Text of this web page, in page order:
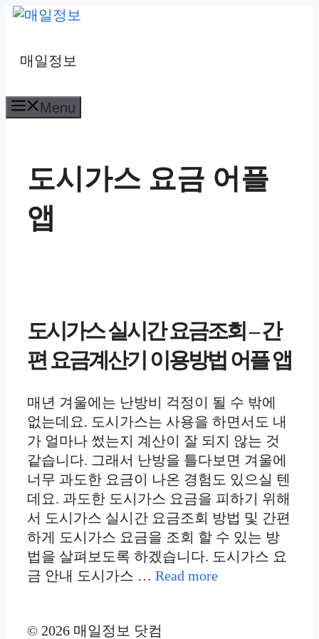
컨
너
매일정보
Menu
도시가스 요금 어플
앱
도시가스 실시간 요금조회 – 간
편 요금계산기 이용방법 어플 앱
매년 겨울에는 난방비 걱정이 될 수 밖에
없는데요. 도시가스는 사용을 하면서도 내
가 얼마나 썼는지 계산이 잘 되지 않는 것
같습니다. 그래서 난방을 틀다보면 겨울에
너무 과도한 요금이 나온 경험도 있으실 텐
데요. 과도한 도시가스 요금을 피하기 위해
서 도시가스 실시간 요금조회 방법 및 간편
하게 도시가스 요금을 조회 할 수 있는 방
법을 살펴보도록 하겠습니다. 도시가스 요
금 안내 도시가스 … Read more
© 2026 매일정보 닷컴